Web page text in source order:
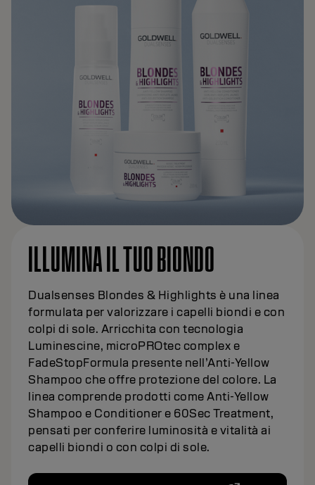
ILLUMINA IL TUO BIONDO
Dualsenses Blondes & Highlights è una linea
formulata per valorizzare i capelli biondi e con
colpi di sole. Arricchita con tecnologia
Luminescine, microPROtec complex e
FadeStopFormula presente nell’Anti-Yellow
Shampoo che offre protezione del colore. La
linea comprende prodotti come Anti-Yellow
Shampoo e Conditioner e 60Sec Treatment,
pensati per conferire luminosità e vitalità ai
capelli biondi o con colpi di sole.